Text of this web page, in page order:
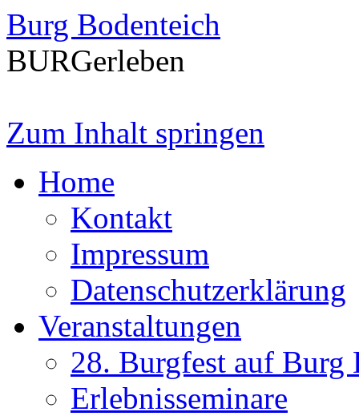
Burg Bodenteich
BURGerleben
Zum Inhalt springen
Home
Kontakt
Impressum
Datenschutzerklärung
Veranstaltungen
28. Burgfest auf Burg
Erlebnisseminare